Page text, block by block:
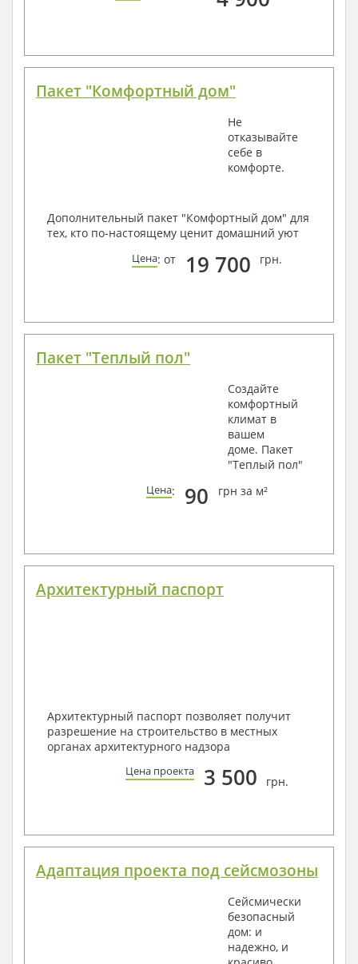
Пакет "Комфортный дом"
Не
отказывайте
себе в
комфорте.
Дополнительный пакет "Комфортный дом" для
тех, кто по-настоящему ценит домашний уют
Цена: от 19 700 грн.
Пакет "Теплый пол"
Создайте
комфортный
климат в
вашем
доме. Пакет
"Теплый пол"
Цена: 90 грн за м²
Архитектурный паспорт
Архитектурный паспорт позволяет получит
разрешение на строительство в местных
органах архитектурного надзора
Цена проекта 3 500 грн.
Адаптация проекта под сейсмозоны
Сейсмически
безопасный
дом: и
надежно, и